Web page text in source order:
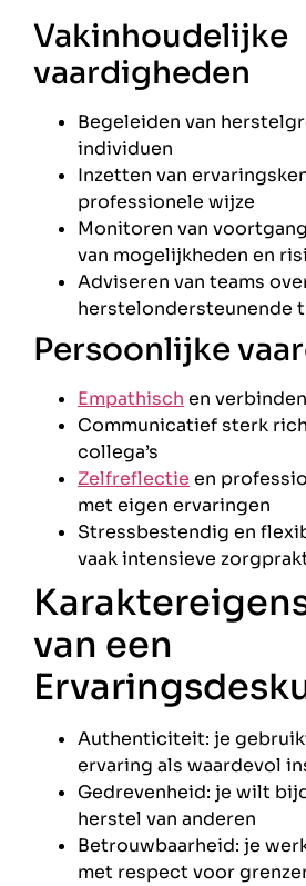
Vakinhoudelijke
vaardigheden
Begeleiden van
individuen
Inzetten van
professionele wijze
Monitoren van
van mogelijkheden en
Adviseren van teams
herstelondersteunende
Persoonlijke
Empathisch en
Communicatief sterk
collega’s
Zelfreflectie en
met eigen ervaringen
Stressbestendig en
vaak intensieve
van een
Authenticiteit: je
ervaring als waardevol
Gedrevenheid: je wilt
herstel van anderen
Betrouwbaarheid: je
met respect voor